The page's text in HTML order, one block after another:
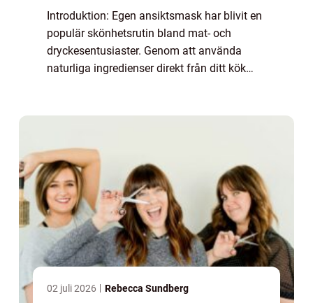
Introduktion: Egen ansiktsmask har blivit en
populär skönhetsrutin bland mat- och
dryckesentusiaster. Genom att använda
naturliga ingredienser direkt från ditt kök
02 juli 2026 Rebecca Sundberg